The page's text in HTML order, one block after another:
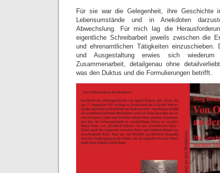
Für sie war die Gelegenheit, ihre Geschichte
Lebensumstände und in Anekdoten
Abwechslung. Für mich lag die
eigentliche Schreibarbeit jeweils zwischen die
und ehrenamtlichen Tätigkeiten einzuschieben.
und Ausgestaltung erwies sich
Zusammenarbeit, detailgenau ohne
was den Duktus und die Formulierungen betrifft.